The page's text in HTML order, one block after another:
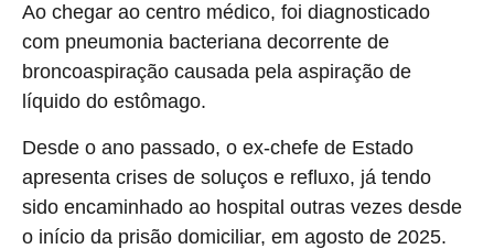
Ao chegar ao centro médico, foi diagnosticado
com pneumonia bacteriana decorrente de
broncoaspiração causada pela aspiração de
líquido do estômago.
Desde o ano passado, o ex-chefe de Estado
apresenta crises de soluços e refluxo, já tendo
sido encaminhado ao hospital outras vezes desde
o início da prisão domiciliar, em agosto de 2025.